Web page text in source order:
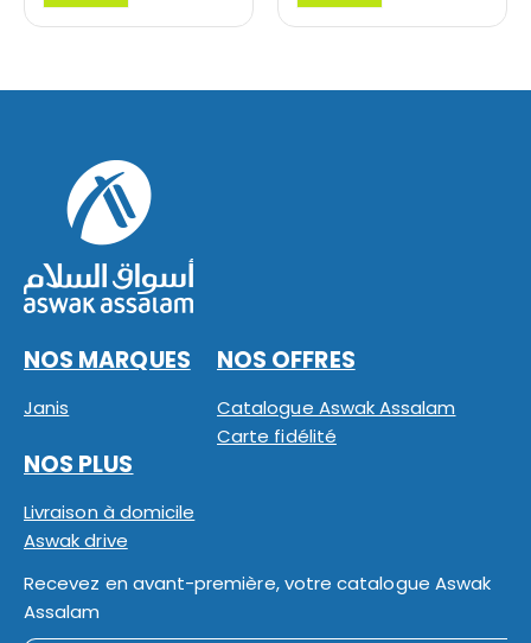
2599,00 Dh.
4699,90 Dh.
NOS MARQUES
Janis
NOS OFFRES
Catalogue Aswak Assalam
Carte fidélité
NOS PLUS
Livraison à domicile
Aswak drive
Recevez en avant-première, votre catalogue Aswak
Assalam